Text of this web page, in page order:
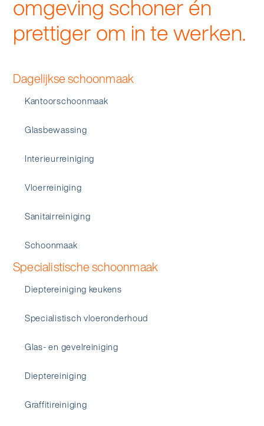
omgeving schoner én
prettiger om in te werken.
Dagelijkse schoonmaak
Kantoorschoonmaak
Glasbewassing
Interieurreiniging
Vloerreiniging
Sanitairreiniging
Schoonmaak
Specialistische schoonmaak
Dieptereiniging keukens
Specialistisch vloeronderhoud
Glas- en gevelreiniging
Dieptereiniging
Graffitireiniging